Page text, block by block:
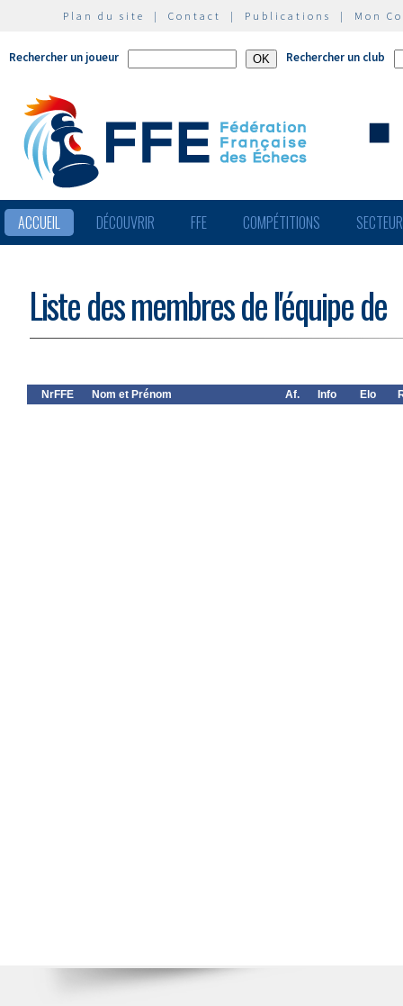
Plan du site | Contact | Publications | Mon
Rechercher un joueur Rechercher un club
ACCUEIL DÉCOUVRIR FFE COMPÉTITIONS
Liste des membres de l'équipe de
NrFFE Nom et Prénom Af. Info Elo